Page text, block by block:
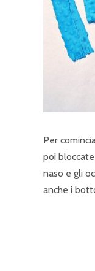
Per
poi
naso e gli
anche i